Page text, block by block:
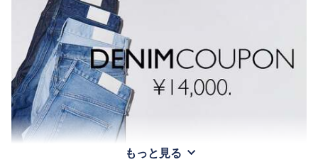
もっと見る